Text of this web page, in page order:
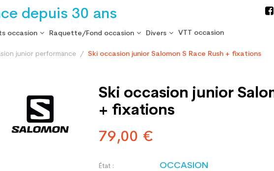
depuis 30 ans
occasion Raquette/Fond occasion Divers VTT occasion
junior performance Ski occasion junior Salomon S Race Rush + fixations
Ski occasion junior
+ fixations
79,00 €
État : OCCASION